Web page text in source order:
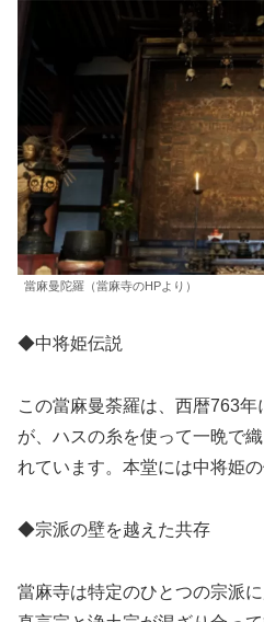
當麻曼陀羅（當麻寺のHPより）
◆中将姫伝説
この當麻曼荼羅は、西暦763
が、ハスの糸を使って一晩で
れています。本堂には中将姫
◆宗派の壁を越えた共存
當麻寺は特定のひとつの宗派